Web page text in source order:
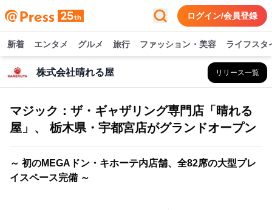
ログイン/会員登録
新着 エンタメ グルメ 旅行 ファッション・美容 ライフスタ
株式会社晴れる屋 リリース一覧
マジック：ザ・ギャザリング専門店「晴れる
屋」、 栃木県・宇都宮店がグランドオープン
～ 初のMEGAドン・キホーテ内店舗、全82席の大型プレ
イスペース完備 ～